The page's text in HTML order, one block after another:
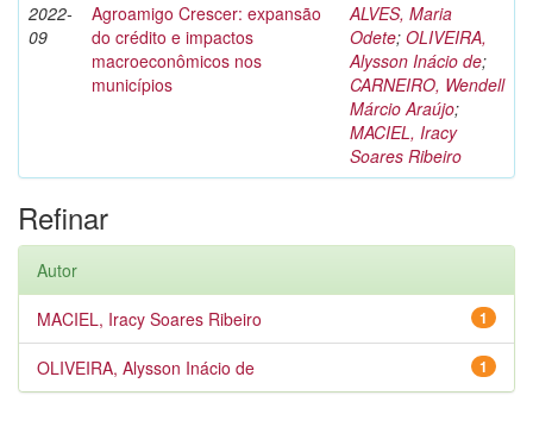
2022-
09
Agroamigo Crescer: expansão
do crédito e impactos
macroeconômicos nos
municípios
ALVES, Maria
Odete; OLIVEIRA,
Alysson Inácio de;
CARNEIRO, Wendell
Márcio Araújo;
MACIEL, Iracy
Soares Ribeiro
Refinar
Autor
1
MACIEL, Iracy Soares Ribeiro
1
OLIVEIRA, Alysson Inácio de